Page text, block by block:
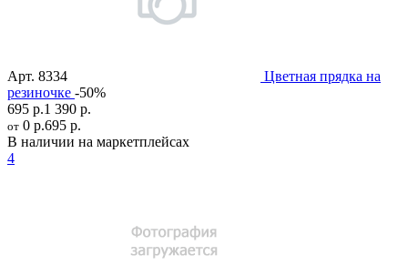
Арт. 8334
Цветная прядка на
резиночке -50%
695 р.1 390 р.
от 0 р.695 р.
В наличии на маркетплейсах
4